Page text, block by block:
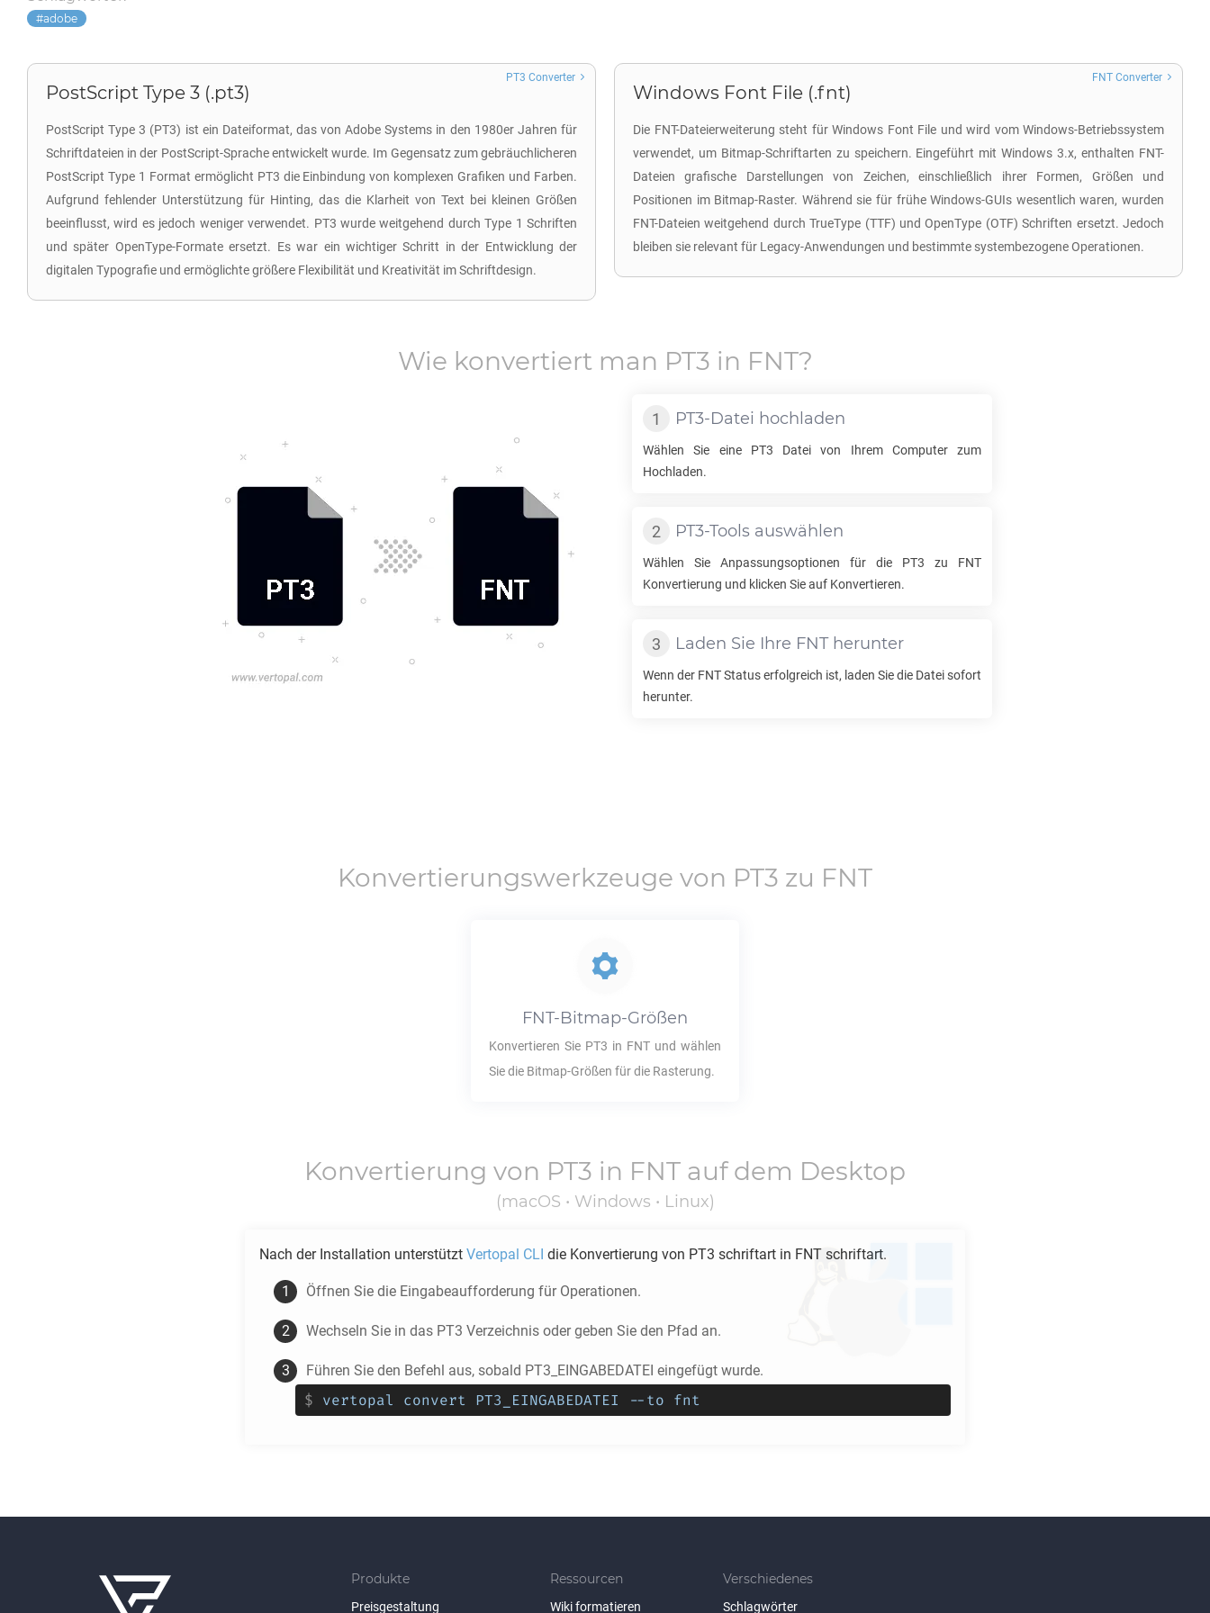
adobe
PostScript Type 3 (.pt3)
PostScript Type 3 (PT3) ist ein Dateiformat, das von Adobe Systems in den 1980er Jahren für
Schriftdateien in der PostScript-Sprache entwickelt wurde. Im Gegensatz zum gebräuchlicheren
PostScript Type 1 Format ermöglicht PT3 die Einbindung von komplexen Grafiken und Farben.
Aufgrund fehlender Unterstützung für Hinting, das die Klarheit von Text bei kleinen Größen
beeinflusst, wird es jedoch weniger verwendet. PT3 wurde weitgehend durch Type 1 Schriften
und später OpenType-Formate ersetzt. Es war ein wichtiger Schritt in der Entwicklung der
digitalen Typografie und ermöglichte größere Flexibilität und Kreativität im Schriftdesign.
PT3 Converter
Windows Font File (.fnt)
Die FNT-Dateierweiterung steht für Windows Font File und wird vom Windows-Betriebssystem
verwendet, um Bitmap-Schriftarten zu speichern. Eingeführt mit Windows 3.x, enthalten FNT-
Dateien grafische Darstellungen von Zeichen, einschließlich ihrer Formen, Größen und
Positionen im Bitmap-Raster. Während sie für frühe Windows-GUIs wesentlich waren, wurden
FNT-Dateien weitgehend durch TrueType (TTF) und OpenType (OTF) Schriften ersetzt. Jedoch
bleiben sie relevant für Legacy-Anwendungen und bestimmte systembezogene Operationen.
FNT Converter
Wie konvertiert man PT3 in FNT?
PT3-Datei hochladen
Wählen Sie eine PT3 Datei von Ihrem Computer zum
Hochladen.
PT3-Tools auswählen
Wählen Sie Anpassungsoptionen für die PT3 zu FNT
Konvertierung und klicken Sie auf Konvertieren.
Laden Sie Ihre FNTherunter
Wenn der FNTStatus erfolgreich ist, laden Sie die Datei sofort
herunter.
Konvertierungswerkzeuge von PT3 zu FNT
FNT-Bitmap-Größen
Konvertieren Sie PT3 in FNT und wählen
Sie die Bitmap-Größen für die Rasterung.
Konvertierung von PT3 in FNT auf dem Desktop
(macOS • Windows • Linux)
Nach der Installation unterstützt Vertopal CLI die Konvertierung von PT3 schriftart in FNT schriftart.
Öffnen Sie die Eingabeaufforderung für Operationen.
Wechseln Sie in das PT3 Verzeichnis oder geben Sie den Pfad an.
Führen Sie den Befehl aus, sobald PT3_EINGABEDATEI eingefügt wurde.
$ vertopal convert PT3_EINGABEDATEI --to fnt
Produkte
Preisgestaltung
Ressourcen
Wiki formatieren
Verschiedenes
Schlagwörter